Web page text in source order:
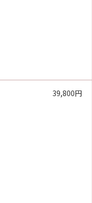
39,800円